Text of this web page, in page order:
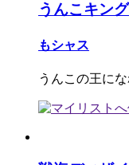
うんこキング
もシャス
うんこの王に